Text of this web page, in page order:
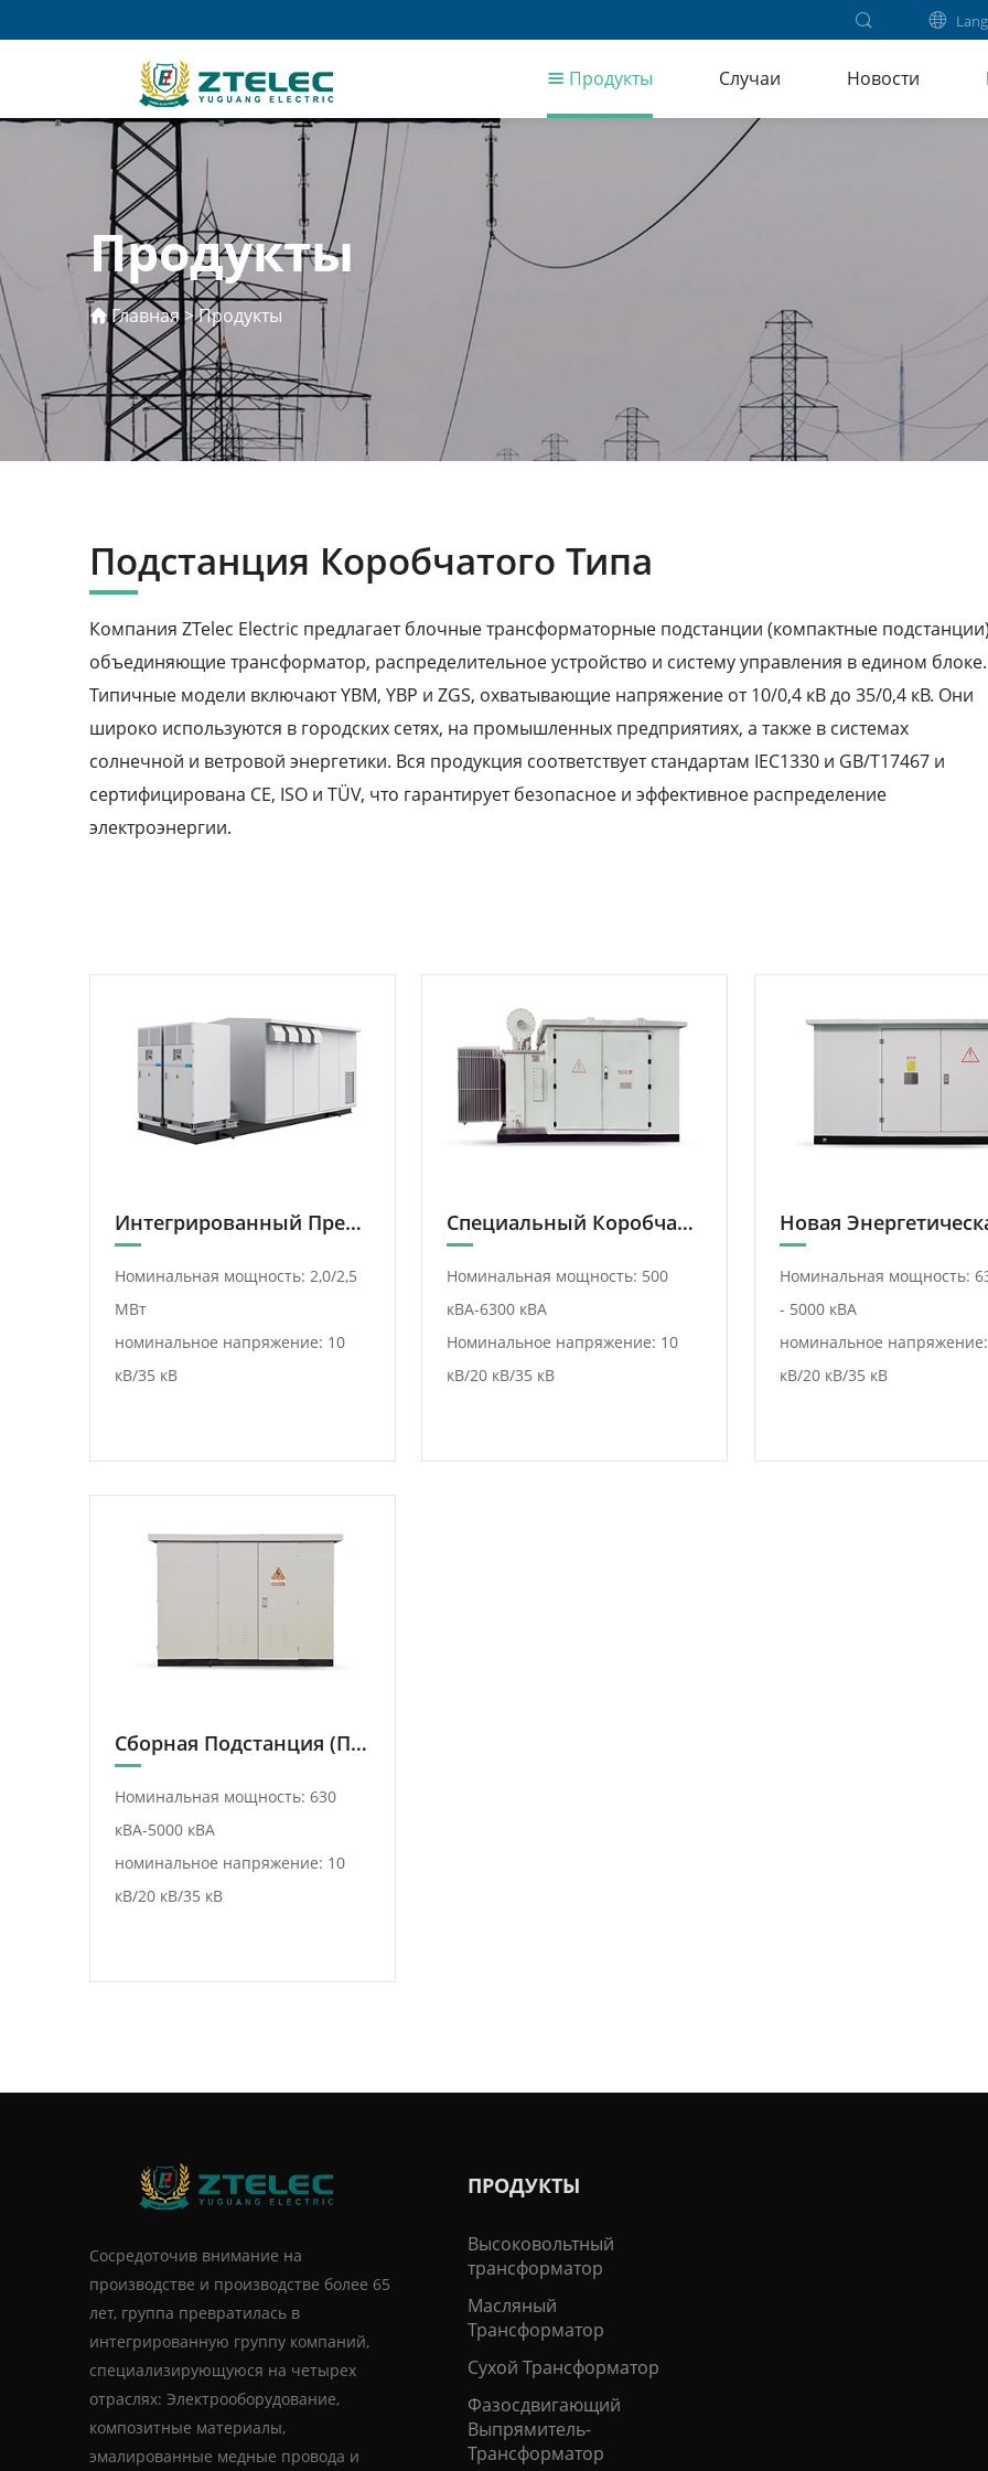
Продукты Случаи Новости
Продукты
Главная>Продукты
Подстанция Коробчатого Типа
Компания ZTelec Electric предлагает блочные трансформаторные подстанции (компактные
объединяющие трансформатор, распределительное устройство и систему управления в едином блоке.
Типичные модели включают YBM, YBP и ZGS, охватывающие напряжение от 10/0,4 кВ до 35/0,4 кВ. Они
широко используются в городских сетях, на промышленных предприятиях, а также в системах
солнечной и ветровой энергетики. Вся продукция соответствует стандартам IEC1330 и GB/T17467 и
сертифицирована CE, ISO и TÜV, что гарантирует безопасное и эффективное распределение
электроэнергии.
Интегрированный Преобразователь-Аккумулятор Энергии (Кабина)
Номинальная мощность: 2,0/2,5
МВт
номинальное напряжение: 10
кВ/35 кВ
Специальный Коробчатый Трансформатор Для Генерации Новой Энергии (Фотоэлектрической, Ветровой)
Номинальная мощность: 500
кВА-6300 кВА
Номинальное напряжение: 10
кВ/20 кВ/35 кВ
Номинальная мощность:
- 5000 кВА
номинальное
кВ/20 кВ/35 кВ
Сборная Подстанция (Подстанция Коробчатого Типа)
Номинальная мощность: 630
кВА-5000 кВА
номинальное напряжение: 10
кВ/20 кВ/35 кВ
Сосредоточив внимание на
производстве и производстве более 65
лет, группа превратилась в
интегрированную группу компаний,
специализирующуюся на четырех
отраслях: Электрооборудование,
композитные материалы,
эмалированные медные провода и
ПРОДУКТЫ
Высоковольтный
трансформатор
Масляный
Трансформатор
Сухой Трансформатор
Фазосдвигающий
Выпрямитель-
Трансформатор